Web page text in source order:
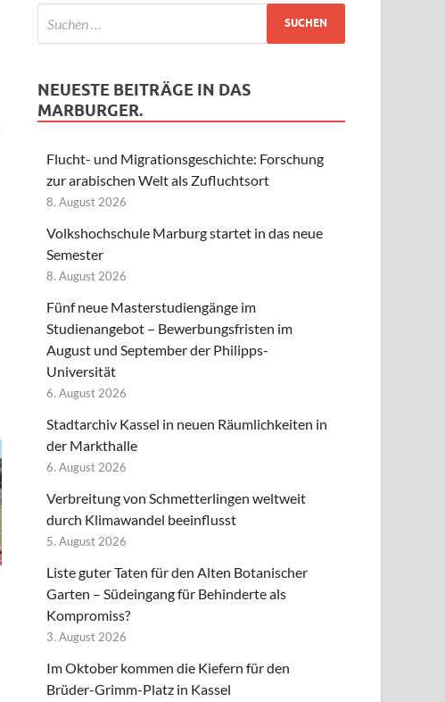
NEUESTE BEITRÄGE IN DAS
MARBURGER.
Flucht- und Migrationsgeschichte: Forschung
zur arabischen Welt als Zufluchtsort
8. August 2026
Volkshochschule Marburg startet in das neue
Semester
8. August 2026
Fünf neue Masterstudiengänge im
Studienangebot – Bewerbungsfristen im
August und September der Philipps-
Universität
6. August 2026
Stadtarchiv Kassel in neuen Räumlichkeiten in
der Markthalle
6. August 2026
Verbreitung von Schmetterlingen weltweit
durch Klimawandel beeinflusst
5. August 2026
Liste guter Taten für den Alten Botanischer
Garten – Südeingang für Behinderte als
Kompromiss?
3. August 2026
Im Oktober kommen die Kiefern für den
Brüder-Grimm-Platz in Kassel